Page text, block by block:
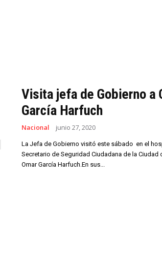
Visita jefa de Gobierno a
García Harfuch
Nacional junio 27, 2020
La Jefa de Gobierno visitó este sábado en el
Secretario de Seguridad Ciudadana de la Ciudad
Omar García Harfuch.En sus...